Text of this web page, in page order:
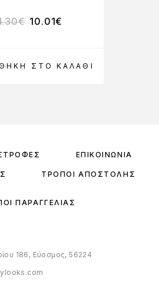
ΣΤΟ ΚΑΛΆΘΙ
€ 10.01€
ΕΠΙΚΟΙΝΩΝΊΑ
ΤΡΌΠΟΙ ΑΠΟΣΤΟΛΉΣ
ΠΑΡΑΓΓΕΛΊΑΣ
186, Εύοσμος, 56224